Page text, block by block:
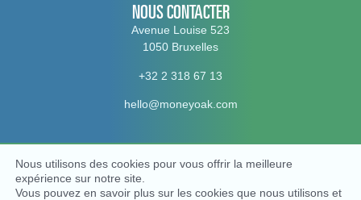
NOUS CONTACTER
Avenue Louise 523
1050 Bruxelles
+32 2 318 67 13
hello@moneyoak.com
© MoneyOak, 2026. All rights reserved
Politique vie privée
Nous utilisons des cookies pour vous offrir la meilleure
expérience sur notre site.
Vous pouvez en savoir plus sur les cookies que nous utilisons et